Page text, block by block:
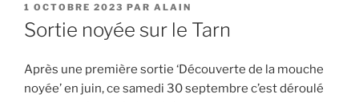
PUBLIÉ
LE
1 OCTOBRE 2023 PAR ALAIN
Sortie noyée sur le Tarn
Après une première sortie ‘Découverte de la mouche
noyée’ en juin, ce samedi 30 septembre c’est déroulé